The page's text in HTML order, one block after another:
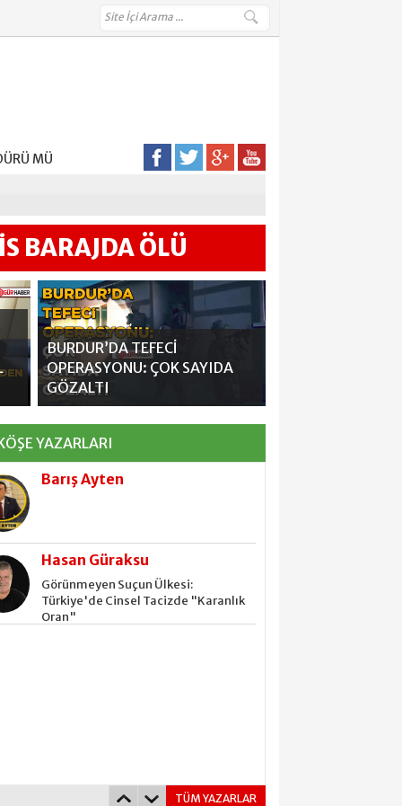
ÇIKARDI
BARAJDA ÖLÜ
BURDUR’DA TEFECİ
OPERASYONU: ÇOK SAYIDA
GÖZALTI
YAZARLARI
Barış Ayten
Hasan Güraksu
Barış Ayten
TÜM YAZARLAR